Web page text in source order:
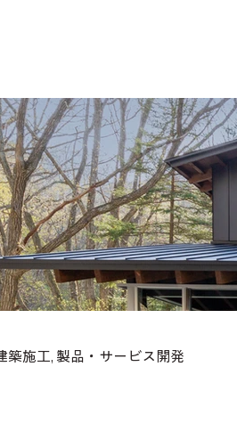
築施工, 製品・サービス開発